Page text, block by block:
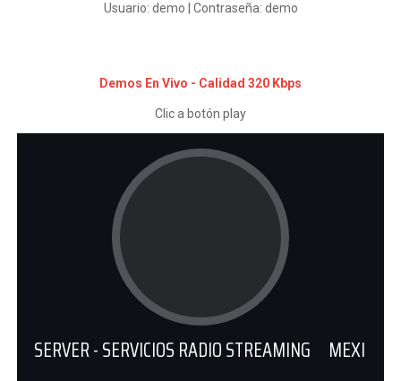
Usuario: demo | Contraseña: demo
Demos En Vivo - Calidad 320 Kbps
Clic a botón play